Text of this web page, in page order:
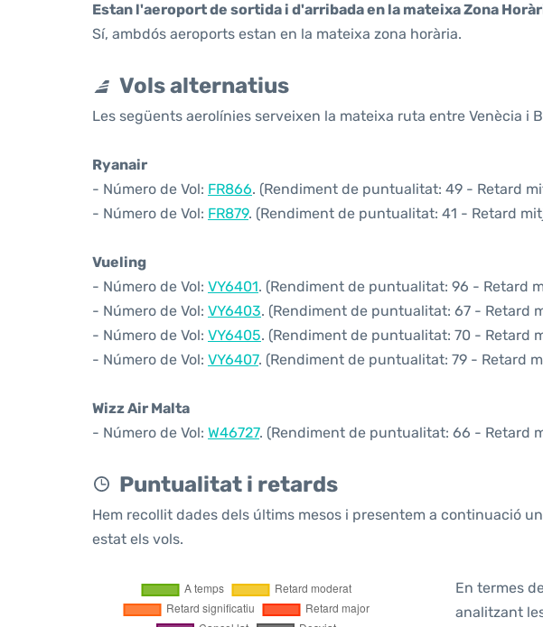
Estan l'aeroport de sortida i d'arribada en la mateixa Zona
Sí, ambdós aeroports estan en la mateixa zona horària.
Vols alternatius
Les següents aerolínies serveixen la mateixa ruta entre Venècia i
Ryanair
- Número de Vol: FR866. (Rendiment de puntualitat: 49 - Retard
- Número de Vol: FR879. (Rendiment de puntualitat: 41 - Retard
Vueling
- Número de Vol: VY6401. (Rendiment de puntualitat: 96 - Retard
- Número de Vol: VY6403. (Rendiment de puntualitat: 67 - Retard
- Número de Vol: VY6405. (Rendiment de puntualitat: 70 - Retard
- Número de Vol: VY6407. (Rendiment de puntualitat: 79 - Retard
Wizz Air Malta
- Número de Vol: W46727. (Rendiment de puntualitat: 66 - Retard
Puntualitat i retards
Hem recollit dades dels últims mesos i presentem a continuació
estat els vols.
En termes
analitzant